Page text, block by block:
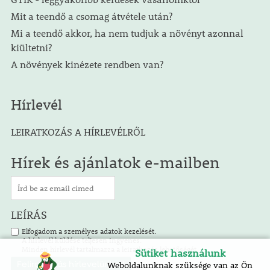
Mit a teendő a csomag átvétele után?
Mi a teendő akkor, ha nem tudjuk a növényt azonnal
kiültetni?
A növények kinézete rendben van?
Hírlevél
LEIRATKOZÁS A HÍRLEVÉLRŐL
Hírek és ajánlatok e-mailben
LEÍRÁS
Elfogadom a személyes adatok kezelését.
A hírlevél küldése teljesen ingyenes.
Minden hírlevél tartalmazza a leiratkozás lehetőségét.
Sütiket használunk
Weboldalunknak szüksége van az Ön